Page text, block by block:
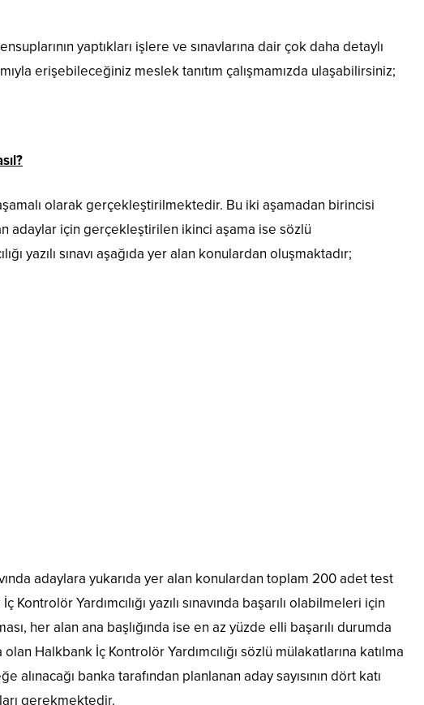
yaptıkları işlere ve sınavlarına dair çok daha detaylı
erişebileceğiniz meslek tanıtım çalışmamızda ulaşabilirsiniz;
aşamalı olarak gerçekleştirilmektedir. Bu iki aşamadan birincisi
adaylar için gerçekleştirilen ikinci aşama ise sözlü
yazılı sınavı aşağıda yer alan konulardan oluşmaktadır;
adaylara yukarıda yer alan konulardan toplam 200 adet test
Yardımcılığı yazılı sınavında başarılı olabilmeleri için
her alan ana başlığında ise en az yüzde elli başarılı durumda
Halkbank İç Kontrolör Yardımcılığı sözlü mülakatlarına katılma
banka tarafından planlanan aday sayısının dört katı
gerekmektedir.